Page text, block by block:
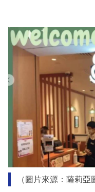
（圖片來源：薩莉亞